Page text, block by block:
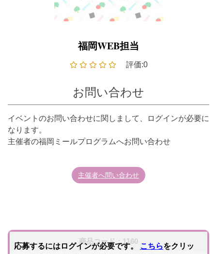
福岡WEB担当
評価:0
お問い合わせ
イベントのお問い合わせに関しまして、ログインが必要に
なります。
主催者の福岡ミールプログラムへお問い合わせ
主催者へ問い合わせ
商品コード：1160
応募するにはログインが必要です。 こちらをクリッ